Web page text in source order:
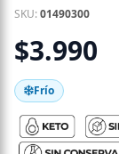
SKU:01490300
$3.990
Frío